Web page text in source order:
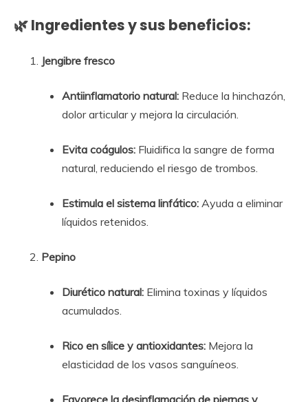
🌿 Ingredientes y sus beneficios:
Jengibre fresco
Antiinflamatorio natural: Reduce la hinchazón,
dolor articular y mejora la circulación.
Evita coágulos: Fluidifica la sangre de forma
natural, reduciendo el riesgo de trombos.
Estimula el sistema linfático: Ayuda a eliminar
líquidos retenidos.
Pepino
Diurético natural: Elimina toxinas y líquidos
acumulados.
Rico en sílice y antioxidantes: Mejora la
elasticidad de los vasos sanguíneos.